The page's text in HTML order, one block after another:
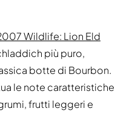
Wildlife: Lion Eld
più puro,
botte di Bourbon.
le note caratteristiche
frutti leggeri e